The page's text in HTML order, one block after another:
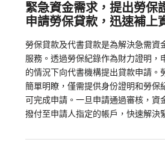
緊急資金需求，提出勞保
申請勞保貸款，迅速補上
勞保貸款及代書貸款是為解決急需資
服務。透過勞保紀錄作為財力證明，
的情況下向代書機構提出貸款申請。
簡單明瞭，僅需提供身份證明和勞保
可完成申請。一旦申請通過審核，資
撥付至申請人指定的帳戶，快速解決